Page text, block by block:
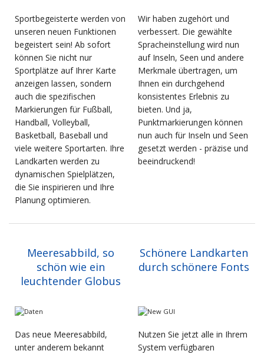
Sportbegeisterte werden von
unseren neuen Funktionen
begeistert sein! Ab sofort
können Sie nicht nur
Sportplätze auf Ihrer Karte
anzeigen lassen, sondern
auch die spezifischen
Markierungen für Fußball,
Handball, Volleyball,
Basketball, Baseball und
viele weitere Sportarten. Ihre
Landkarten werden zu
dynamischen Spielplätzen,
die Sie inspirieren und Ihre
Planung optimieren.
Wir haben zugehört und
verbessert. Die gewählte
Spracheinstellung wird nun
auf Inseln, Seen und andere
Merkmale übertragen, um
Ihnen ein durchgehend
konsistentes Erlebnis zu
bieten. Und ja,
Punktmarkierungen können
nun auch für Inseln und Seen
gesetzt werden - präzise und
beeindruckend!
Meeresabbild, so
schön wie ein
leuchtender Globus
Schönere Landkarten
durch schönere Fonts
Das neue Meeresabbild,
unter anderem bekannt
Nutzen Sie jetzt alle in Ihrem
System verfügbaren